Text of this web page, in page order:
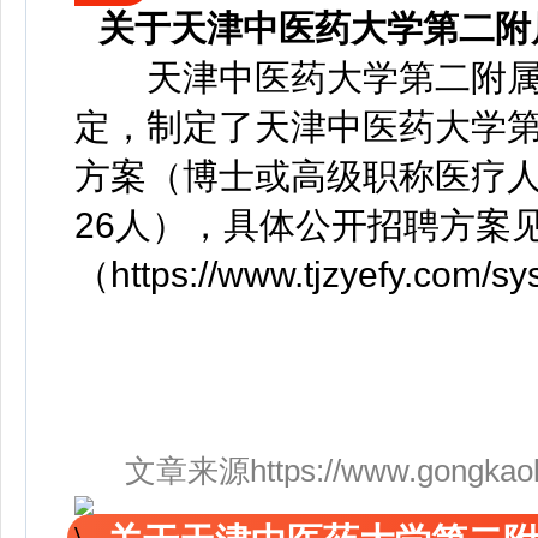
关于天津中医药大学第二
天津中医药大学第二附属
定，制定了天津中医药大学
方案（博士或高级职称医疗
26人），具体公开招聘方案
（https://www.tjzyefy.com/
文章来源https://